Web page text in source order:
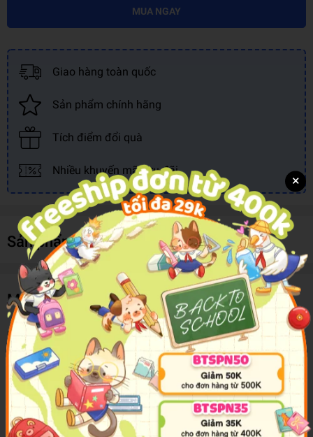
MUA NGAY
Giao hàng toàn quốc
Sản phẩm chính hãng
Tích điểm đổi quà
Nhiều khuyến mãi, ưu đãi
Sản phẩm cùng loại
Mô tả sản phẩm
Bộ Màu Nén Sakura XNCW-24MPN Koi Pocket Field , 24 Màu
Creative Art + Brush
Màu nhũ Sakura Koi CAC set 24 màu dạng viên nén tặng kèm cọ
nước waterbrush, bọt biển dùng cho vẽ tranh
Màu nhũ Sakura với thành phần bột ngọc trai cao cấp tạo điểm
×